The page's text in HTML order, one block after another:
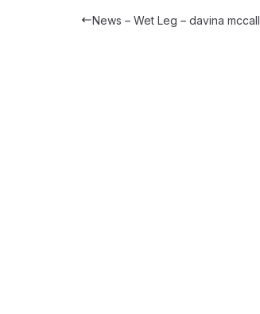
News – Wet Leg – davina mccall